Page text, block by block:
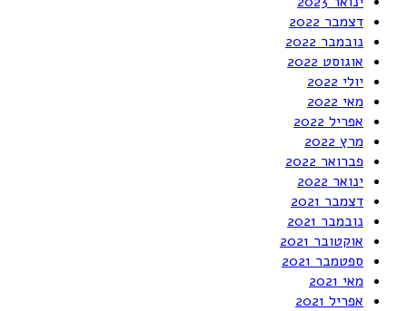
דצמבר 2022
נובמבר 2022
אוגוסט 2022
יולי 2022
מאי 2022
אפריל 2022
מרץ 2022
פברואר 2022
ינואר 2022
דצמבר 2021
נובמבר 2021
אוקטובר 2021
ספטמבר 2021
מאי 2021
אפריל 2021